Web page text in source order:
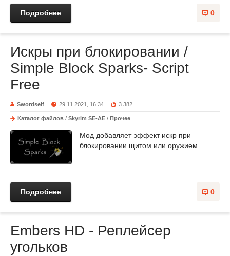
0
Подробнее
Искры при блокировании /
Simple Block Sparks- Script
Free
Swordself 29.11.2021, 16:34 3 382
Каталог файлов / Skyrim SE-AE / Прочее
Мод добавляет эффект искр при
блокировании щитом или оружием.
0
Подробнее
Embers HD - Реплейсер
угольков